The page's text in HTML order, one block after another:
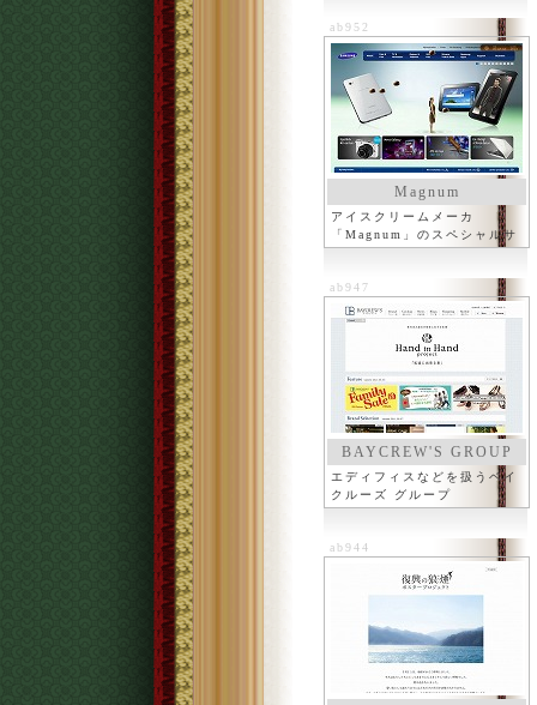
ab952
Magnum
アイスクリームメーカ
「Magnum」のスペシャルサ
イト
ab947
BAYCREW'S GROUP
エディフィスなどを扱うベイ
クルーズ グループ
ab944